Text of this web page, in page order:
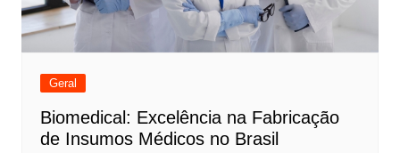
Geral
Biomedical: Excelência na Fabricação
de Insumos Médicos no Brasil